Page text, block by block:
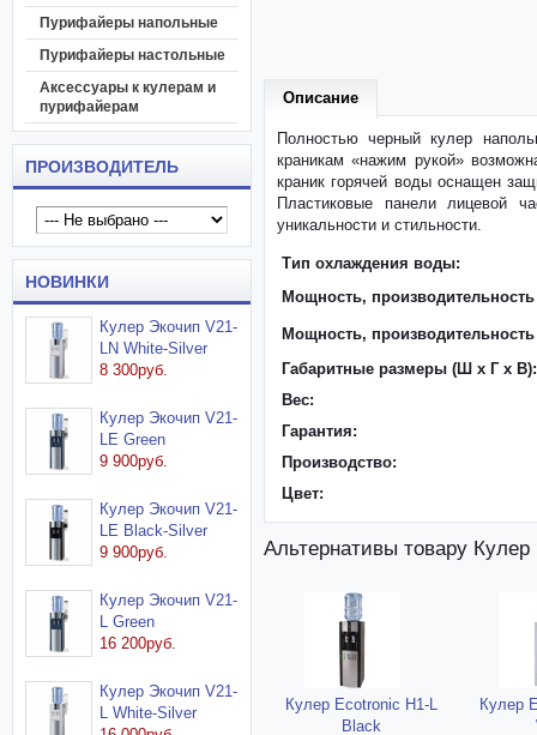
Пурифайеры напольные
Пурифайеры настольные
Аксессуары к кулерам и
пурифайерам
ПРОИЗВОДИТЕЛЬ
НОВИНКИ
Кулер Экочип V21-
LN White-Silver
8 300руб.
Кулер Экочип V21-
LE Green
9 900руб.
Кулер Экочип V21-
LE Black-Silver
9 900руб.
Кулер Экочип V21-
L Green
16 200руб.
Кулер Экочип V21-
L White-Silver
Описание
Полностью черный кулер
краникам «нажим рукой»
краник горячей воды оснащен
Пластиковые панели лицевой
уникальности и стильности.
Тип охлаждения воды:
Мощность, производительность
Мощность,
Габаритные размеры (Ш x Г x В):
Вес:
Гарантия:
Производство:
Цвет:
Альтернативы товару
Кулер Ecotronic H1-L
Black
Кулер